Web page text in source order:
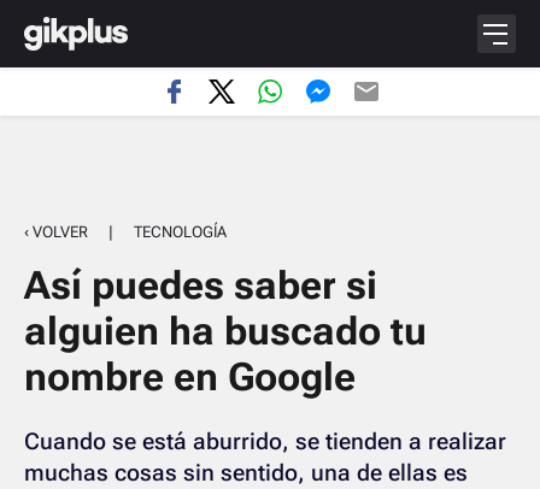
‹ VOLVER | TECNOLOGÍA
Así puedes saber si
alguien ha buscado tu
nombre en Google
Cuando se está aburrido, se tienden a realizar
muchas cosas sin sentido, una de ellas es